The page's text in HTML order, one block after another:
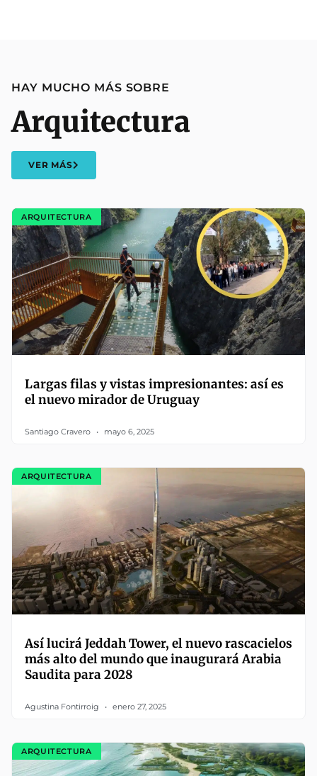
HAY MUCHO MÁS SOBRE
Arquitectura
VER MÁS
ARQUITECTURA
Largas filas y vistas impresionantes: así es
el nuevo mirador de Uruguay
Santiago Cravero mayo 6, 2025
ARQUITECTURA
Así lucirá Jeddah Tower, el nuevo rascacielos
más alto del mundo que inaugurará Arabia
Saudita para 2028
Agustina Fontirroig enero 27, 2025
ARQUITECTURA